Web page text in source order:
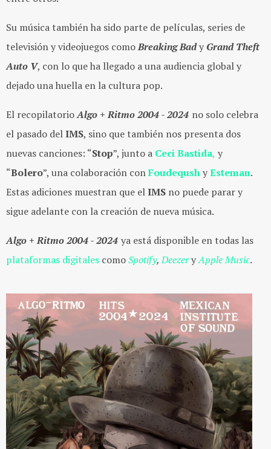
Su música también ha sido parte de películas, series de
televisión y videojuegos comoBreaking Bady Grand Theft
Auto V, con lo que ha llegado a una audiencia global y
dejado una huella en la cultura pop.
El recopilatorioAlgo + Ritmo 2004 - 2024 no solo celebra
el pasado delIMS, sino que también nos presenta dos
nuevas canciones: “Stop”, junto a Ceci Bastida, y
“Bolero”, una colaboración conFoudequshyEsteman.
Estas adiciones muestran que elIMS no puede parar y
sigue adelante con la creación de nueva música.
Algo + Ritmo 2004 - 2024 ya está disponible en todas las
plataformas digitales comoSpotify,DeezeryApple Music.